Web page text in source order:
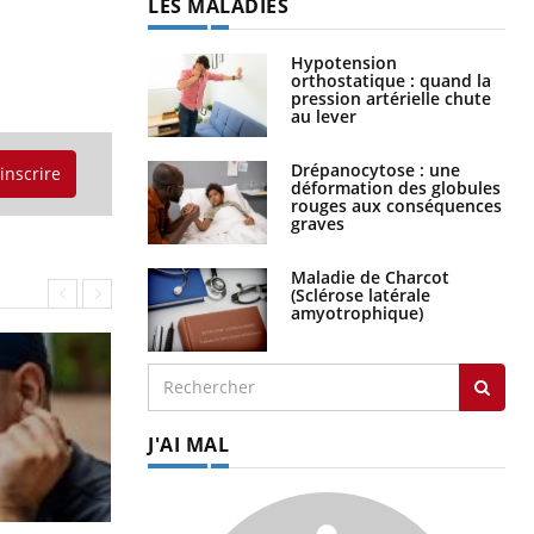
LES MALADIES
Hypotension
orthostatique : quand la
pression artérielle chute
au lever
Drépanocytose : une
déformation des globules
rouges aux conséquences
graves
Maladie de Charcot
(Sclérose latérale
amyotrophique)
J'AI MAL